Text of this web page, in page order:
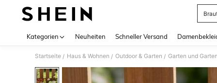
Kategorien Neuheiten Schneller Versand
Startseite / Haus & Wohnen / Outdoor & Garten / Garten und